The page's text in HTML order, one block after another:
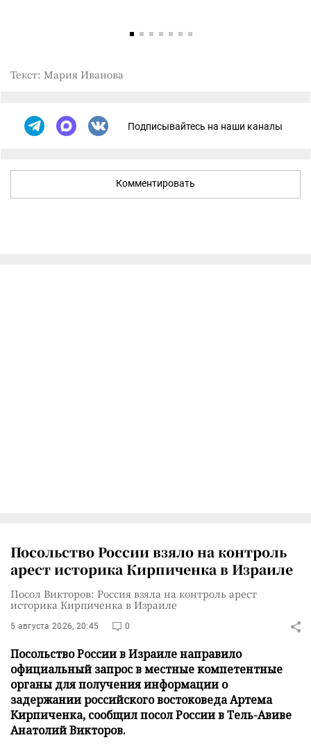
Текст: Мария Иванова
Подписывайтесь на наши каналы
Комментировать
Посольство России взяло на контроль
арест историка Кирпиченка в Израиле
Посол Викторов: Россия взяла на контроль арест
историка Кирпиченка в Израиле
5 августа 2026, 20:45 0
Посольство России в Израиле направило
официальный запрос в местные компетентные
органы для получения информации о
задержании российского востоковеда Артема
Кирпиченка, сообщил посол России в Тель-Авиве
Анатолий Викторов.